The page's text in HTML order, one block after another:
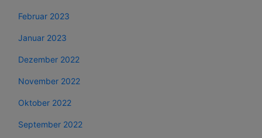
Februar 2023
Januar 2023
Dezember 2022
November 2022
Oktober 2022
September 2022